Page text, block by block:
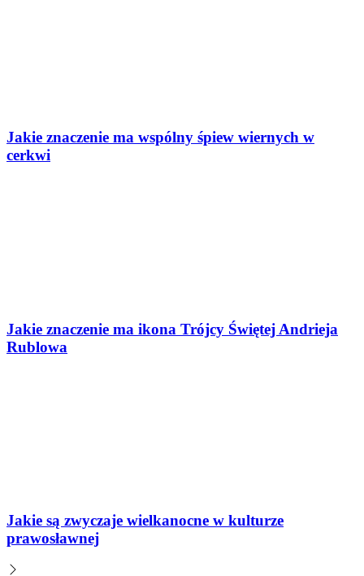
Jakie znaczenie ma wspólny śpiew wiernych w
cerkwi
Jakie znaczenie ma ikona Trójcy Świętej Andrieja
Rublowa
Jakie są zwyczaje wielkanocne w kulturze
prawosławnej